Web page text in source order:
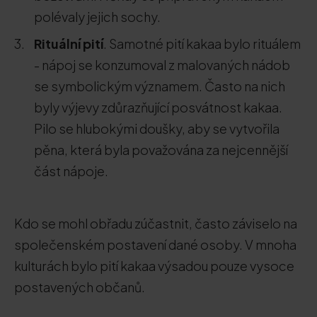
polévaly jejich sochy.
Rituální pití. Samotné pití kakaa bylo rituálem
- nápoj se konzumoval z malovaných nádob
se symbolickým významem. Často na nich
byly výjevy zdůrazňující posvátnost kakaa.
Pilo se hlubokými doušky, aby se vytvořila
pěna, která byla považována za nejcennější
část nápoje.
Kdo se mohl obřadu zúčastnit, často záviselo na
společenském postavení dané osoby. V mnoha
kulturách bylo pití kakaa výsadou pouze vysoce
postavených občanů.